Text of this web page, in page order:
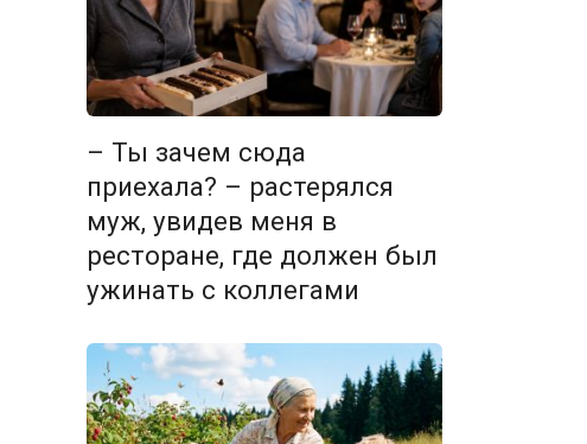
– Ты зачем сюда
приехала? – растерялся
муж, увидев меня в
ресторане, где должен был
ужинать с коллегами